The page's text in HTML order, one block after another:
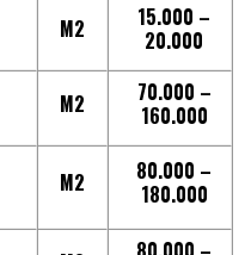
M2
15.000 –
20.000
M2
70.000 –
160.000
M2
80.000 –
180.000